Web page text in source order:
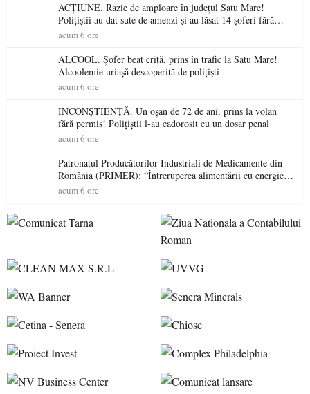
ACȚIUNE. Razie de amploare în județul Satu Mare!
Polițiștii au dat sute de amenzi și au lăsat 14 șoferi fără
permis într-o singură zi
acum 6 ore
ALCOOL. Șofer beat criță, prins în trafic la Satu Mare!
Alcoolemie uriașă descoperită de polițiști
acum 6 ore
INCONȘTIENȚĂ. Un oșan de 72 de ani, prins la volan
fără permis! Polițiștii l-au cadorosit cu un dosar penal
acum 6 ore
Patronatul Producătorilor Industriali de Medicamente din
România (PRIMER): “Întreruperea alimentării cu energie
electrică a fabricilor de medicamente va pune în pericol
acum 6 ore